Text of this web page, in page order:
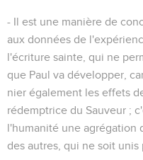
- Il est une manière de
aux données de
l'écriture sainte, qui ne
que Paul va développer,
nier également les effets
rédemptrice du Sauveur ;
l'humanité une agrégation
des autres, qui ne soit